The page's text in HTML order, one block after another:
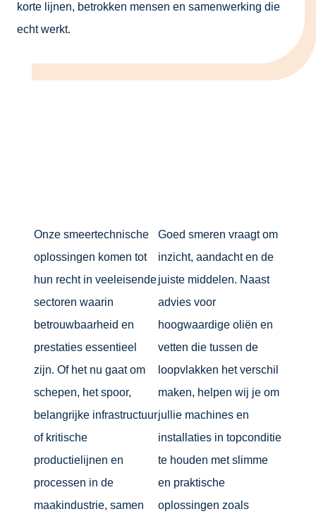
korte lijnen, betrokken mensen en samenwerking die
echt werkt.
Onze smeertechnische
oplossingen komen tot
hun recht in veeleisende
sectoren waarin
betrouwbaarheid en
prestaties essentieel
zijn. Of het nu gaat om
schepen, het spoor,
belangrijke infrastructuur
of kritische
productielijnen en
processen in de
maakindustrie, samen
Goed smeren vraagt om
inzicht, aandacht en de
juiste middelen. Naast
advies voor
hoogwaardige oliën en
vetten die tussen de
loopvlakken het verschil
maken, helpen wij je om
jullie machines en
installaties in topconditie
te houden met slimme
en praktische
oplossingen zoals